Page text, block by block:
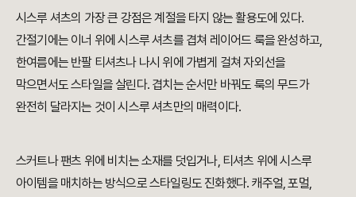
시스루 셔츠의 가장 큰 강점은 계절을 타지 않는 활용도에 있다.
간절기에는 이너 위에 시스루 셔츠를 겹쳐 레이어드 룩을 완성하고,
한여름에는 반팔 티셔츠나 나시 위에 가볍게 걸쳐 자외선을
막으면서도 스타일을 살린다. 겹치는 순서만 바꿔도 룩의 무드가
완전히 달라지는 것이 시스루 셔츠만의 매력이다.
스커트나 팬츠 위에 비치는 소재를 덧입거나, 티셔츠 위에 시스루
아이템을 매치하는 방식으로 스타일링도 진화했다. 캐주얼, 포멀,